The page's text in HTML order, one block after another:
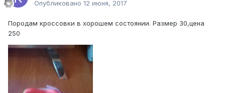
Опубликовано 12 июня, 2017
Породам кроссовки в хорошем состоянии. Размер 30,цена
250